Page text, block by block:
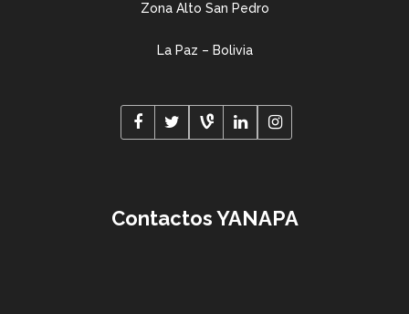
Zona Alto San Pedro
La Paz – Bolivia
Contactos YANAPA